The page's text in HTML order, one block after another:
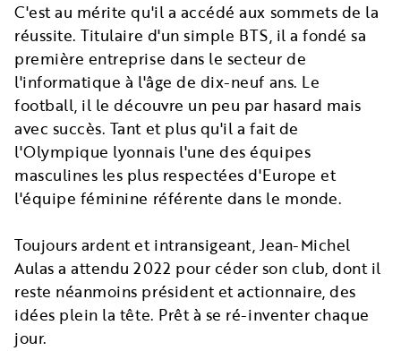
C'est au mérite qu'il a accédé aux sommets de la
réussite. Titulaire d'un simple BTS, il a fondé sa
première entreprise dans le secteur de
l'informatique à l'âge de dix-neuf ans. Le
football, il le découvre un peu par hasard mais
avec succès. Tant et plus qu'il a fait de
l'Olympique lyonnais l'une des équipes
masculines les plus respectées d'Europe et
l'équipe féminine référente dans le monde.
Toujours ardent et intransigeant, Jean-Michel
Aulas a attendu 2022 pour céder son club, dont il
reste néanmoins président et actionnaire, des
idées plein la tête. Prêt à se ré-inventer chaque
jour.